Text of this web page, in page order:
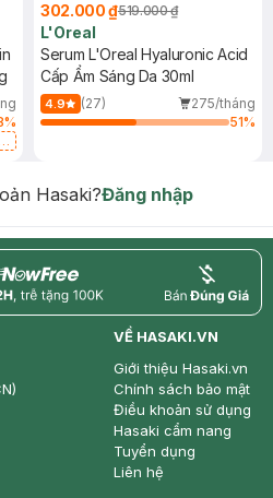
%
302.000 ₫519.000 ₫
L'Oreal
Serum L'Oreal Hyaluronic Acid
Cấp Ẩm Sáng Da 30ml
4.9 (27)
275/tháng
51%
Hasaki?Đăng nhập
price
VỀ HASAKI.VN
Giới thiệu Hasaki.vn
Chính sách bảo mật
Điều khoản sử dụng
Hasaki cẩm nang
Tuyển dụng
Liên hệ